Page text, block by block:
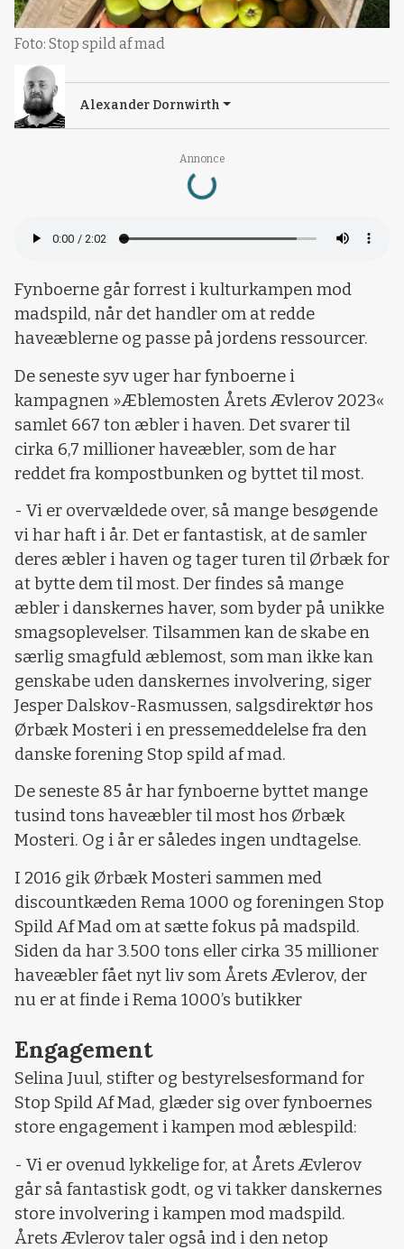
Annonce
Loading...
Foto: Stop spild af mad
Alexander Dornwirth
Fynboerne går forrest i kulturkampen mod
madspild, når det handler om at redde
haveæblerne og passe på jordens ressourcer.
De seneste syv uger har fynboerne i
kampagnen »Æblemosten Årets Ævlerov 2023«
samlet 667 ton æbler i haven. Det svarer til
cirka 6,7 millioner haveæbler, som de har
reddet fra kompostbunken og byttet til most.
- Vi er overvældede over, så mange besøgende
vi har haft i år. Det er fantastisk, at de samler
deres æbler i haven og tager turen til Ørbæk for
at bytte dem til most. Der findes så mange
æbler i danskernes haver, som byder på unikke
smagsoplevelser. Tilsammen kan de skabe en
særlig smagfuld æblemost, som man ikke kan
genskabe uden danskernes involvering, siger
Jesper Dalskov-Rasmussen, salgsdirektør hos
Ørbæk Mosteri i en pressemeddelelse fra den
danske forening Stop spild af mad.
De seneste 85 år har fynboerne byttet mange
tusind tons haveæbler til most hos Ørbæk
Mosteri. Og i år er således ingen undtagelse.
I 2016 gik Ørbæk Mosteri sammen med
discountkæden Rema 1000 og foreningen Stop
Spild Af Mad om at sætte fokus på madspild.
Siden da har 3.500 tons eller cirka 35 millioner
haveæbler fået nyt liv som Årets Ævlerov, der
nu er at finde i Rema 1000’s butikker
Engagement
Selina Juul, stifter og bestyrelsesformand for
Stop Spild Af Mad, glæder sig over fynboernes
store engagement i kampen mod æblespild:
- Vi er ovenud lykkelige for, at Årets Ævlerov
går så fantastisk godt, og vi takker danskernes
store involvering i kampen mod madspild.
Årets Ævlerov taler også ind i den netop